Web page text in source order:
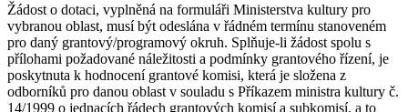
Žádost o dotaci, vyplněná na formuláři Ministerstva kultury pro
vybranou oblast, musí být odeslána v řádném termínu stanoveném
pro daný grantový/programový okruh. Splňuje-li žádost spolu s
přílohami požadované náležitosti a podmínky grantového řízení, je
poskytnuta k hodnocení grantové komisi, která je složena z
odborníků pro danou oblast v souladu s Příkazem ministra kultury č.
14/1999 o jednacích řádech grantových komisí a subkomisí, a to